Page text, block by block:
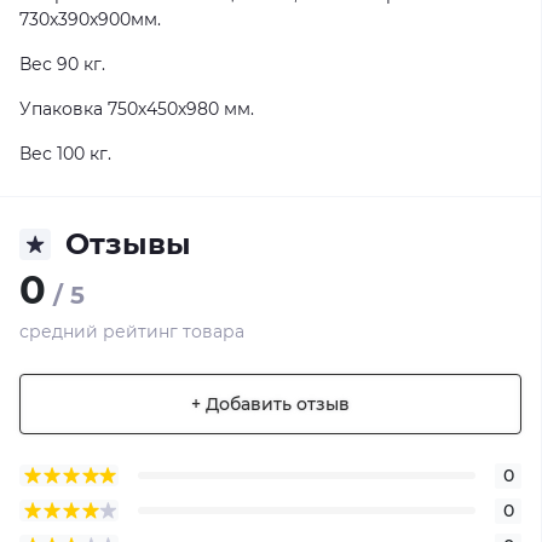
730х390х900мм.
Вес 90 кг.
Упаковка 750х450х980 мм.
Вес 100 кг.
Отзывы
0 / 5
средний рейтинг товара
+ Добавить отзыв
0
0